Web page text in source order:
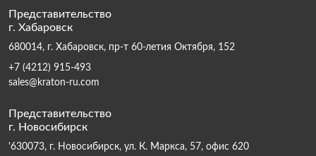
Представительство
г. Хабаровск
680014, г. Хабаровск, пр-т 60-летия Октября, 152
+7 (4212) 915-493
sales@kraton-ru.com
Представительство
г. Новосибирск
'630073, г. Новосибирск, ул. К. Маркса, 57, офис 620